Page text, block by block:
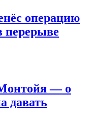
операцию
перерыве
— о
давать